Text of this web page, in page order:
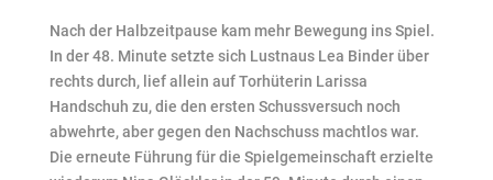
Nach der Halbzeitpause kam mehr Bewegung ins Spiel.
In der 48. Minute setzte sich Lustnaus Lea Binder über
rechts durch, lief allein auf Torhüterin Larissa
Handschuh zu, die den ersten Schussversuch noch
abwehrte, aber gegen den Nachschuss machtlos war.
Die erneute Führung für die Spielgemeinschaft erzielte